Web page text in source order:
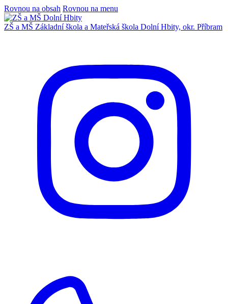
Rovnou na obsah Rovnou na menu
ZŠ a MŠ Základní škola a Mateřská škola Dolní Hbity, okr. Příbram